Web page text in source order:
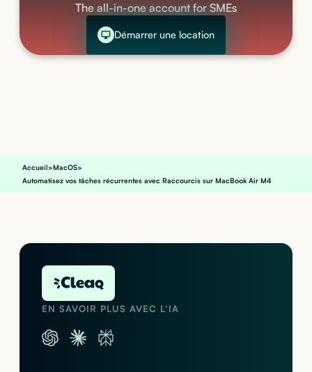
The all-in-one account for SMEs
Démarrer une location
Accueil>MacOS>
Automatisez vos tâches récurrentes avec Raccourcis sur MacBook Air M4
EN SAVOIR PLUS AVEC L'IA